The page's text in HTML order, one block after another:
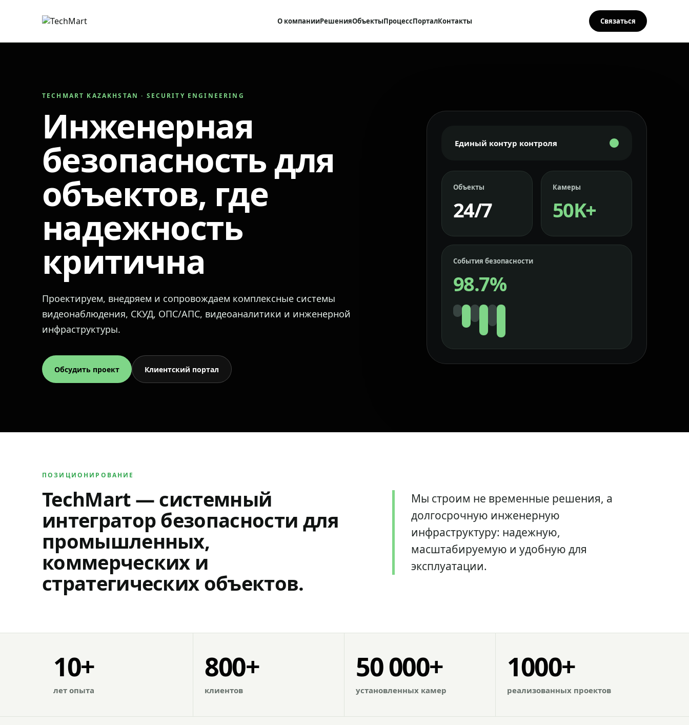
О компанииРешенияОбъектыПроцессПорталКонтакты Связаться
TECHMART KAZAKHSTAN · SECURITY ENGINEERING
Инженерная
безопасность для
объектов, где
надежность
критична
Проектируем, внедряем и сопровождаем комплексные системы
видеонаблюдения, СКУД, ОПС/АПС, видеоаналитики и инженерной
инфраструктуры.
Обсудить проект Клиентский портал
Единый контур контроля
Объекты
24/7
Камеры
50K+
События безопасности
98.7%
ПОЗИЦИОНИРОВАНИЕ
TechMart — системный
интегратор безопасности для
промышленных,
коммерческих и
стратегических объектов.
Мы строим не временные решения, а
долгосрочную инженерную
инфраструктуру: надежную,
масштабируемую и удобную для
эксплуатации.
10+
лет опыта
800+
клиентов
50 000+
установленных камер
1000+
реализованных проектов